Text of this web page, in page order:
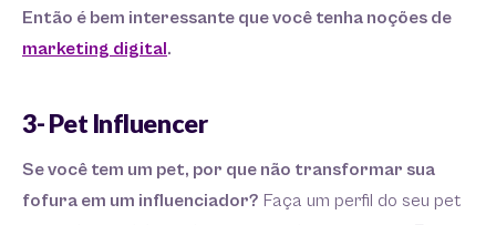
Então é bem interessante que você tenha noções de
marketing digital.
3- Pet Influencer
Se você tem um pet, por que não transformar sua
fofura em um influenciador? Faça um perfil do seu pet